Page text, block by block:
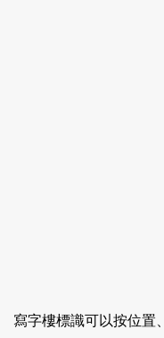
寫字樓標識可以按位置